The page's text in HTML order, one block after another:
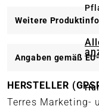
Weitere
Angaben gemäß
HERSTELLER
Terres Marketing-